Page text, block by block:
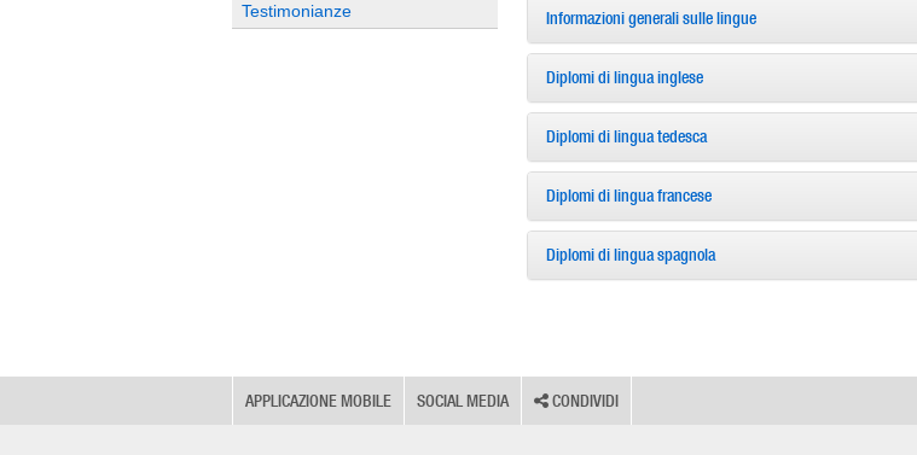
Testimonianze
Informazioni generali sulle lingue
Diplomi di lingua inglese
Diplomi di lingua tedesca
Diplomi di lingua francese
Diplomi di lingua spagnola
APPLICAZIONE MOBILE SOCIAL MEDIA CONDIVIDI